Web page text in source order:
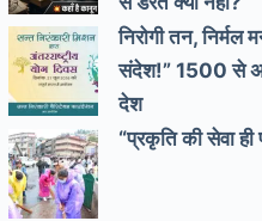
निरोगी तन,
संदेश!” 1500 से
देश
“प्रकृति की सेवा ही